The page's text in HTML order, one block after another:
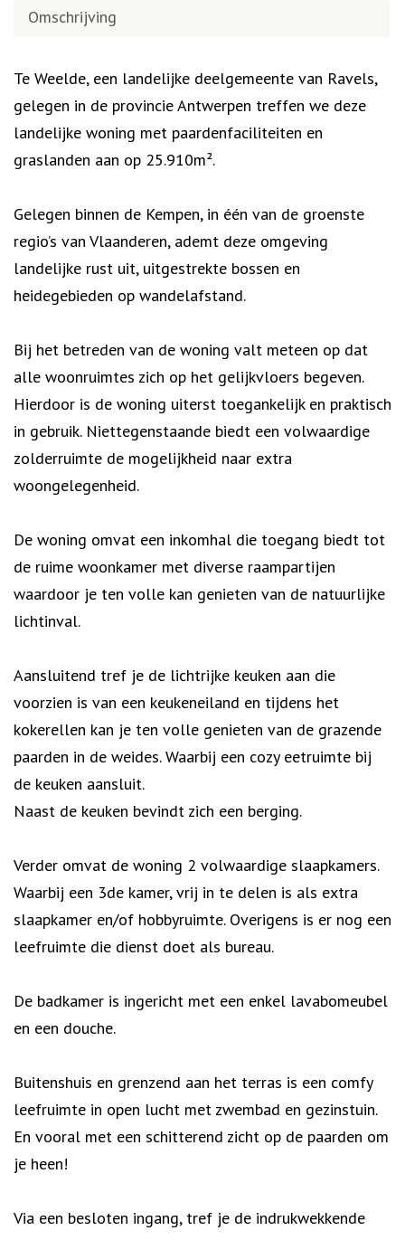
Omschrijving
Omschrijving
Te Weelde, een landelijke deelgemeente van Ravels,
gelegen in de provincie Antwerpen treffen we deze
landelijke woning met paardenfaciliteiten en
graslanden aan op 25.910m².
Gelegen binnen de Kempen, in één van de groenste
regio’s van Vlaanderen, ademt deze omgeving
landelijke rust uit, uitgestrekte bossen en
heidegebieden op wandelafstand.
Bij het betreden van de woning valt meteen op dat
alle woonruimtes zich op het gelijkvloers begeven.
Hierdoor is de woning uiterst toegankelijk en praktisch
in gebruik. Niettegenstaande biedt een volwaardige
zolderruimte de mogelijkheid naar extra
woongelegenheid.
De woning omvat een inkomhal die toegang biedt tot
de ruime woonkamer met diverse raampartijen
waardoor je ten volle kan genieten van de natuurlijke
lichtinval.
Aansluitend tref je de lichtrijke keuken aan die
voorzien is van een keukeneiland en tijdens het
kokerellen kan je ten volle genieten van de grazende
paarden in de weides. Waarbij een cozy eetruimte bij
de keuken aansluit.
Naast de keuken bevindt zich een berging.
Verder omvat de woning 2 volwaardige slaapkamers.
Waarbij een 3de kamer, vrij in te delen is als extra
slaapkamer en/of hobbyruimte. Overigens is er nog een
leefruimte die dienst doet als bureau.
De badkamer is ingericht met een enkel lavabomeubel
en een douche.
Buitenshuis en grenzend aan het terras is een comfy
leefruimte in open lucht met zwembad en gezinstuin.
En vooral met een schitterend zicht op de paarden om
je heen!
Via een besloten ingang, tref je de indrukwekkende